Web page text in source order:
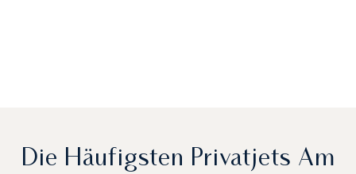
Die Häufigsten Privatjets Am